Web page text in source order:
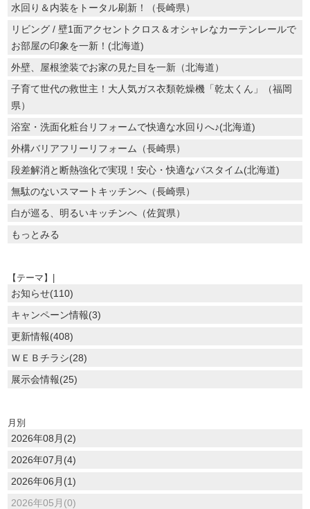
水回り＆内装をトータル刷新！（長崎県）
リビング / 壁1面アクセントクロス＆オシャレなカーテンレールで
お部屋の印象を一新！(北海道)
外壁、屋根塗装でお家の見た目を一新（北海道）
子育て世代の救世主！大人気ガス衣類乾燥機「乾太くん」（福岡
県）
浴室・洗面化粧台リフォームで快適な水回りへ♪(北海道)
外構バリアフリーリフォーム（長崎県）
段差解消と断熱強化で実現！安心・快適なバスタイム(北海道)
無駄のないスマートキッチンへ（長崎県）
白が巡る、明るいキッチンへ（佐賀県）
もっとみる
【テーマ】|
お知らせ(110)
キャンペーン情報(3)
更新情報(408)
ＷＥＢチラシ(28)
展示会情報(25)
月別
2026年08月(2)
2026年07月(4)
2026年06月(1)
2026年05月(0)